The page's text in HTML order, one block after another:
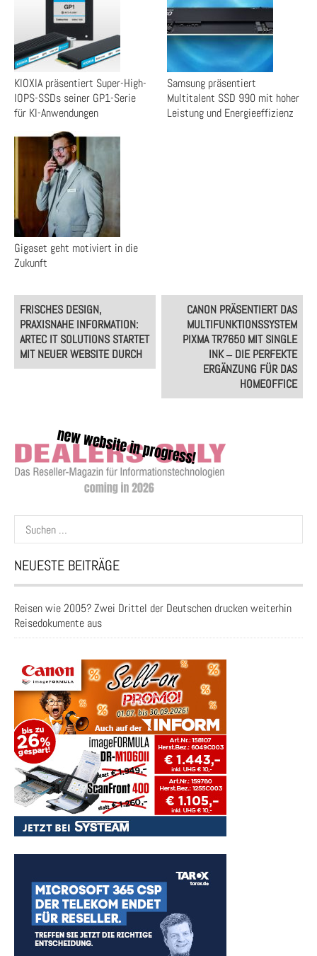
KIOXIA präsentiert Super-High-
IOPS-SSDs seiner GP1-Serie
für KI-Anwendungen
Samsung präsentiert
Multitalent SSD 990 mit hoher
Leistung und Energieeffizienz
Gigaset geht motiviert in die
Zukunft
Post
navigation
FRISCHES DESIGN,
PRAXISNAHE INFORMATION:
ARTEC IT SOLUTIONS STARTET
MIT NEUER WEBSITE DURCH
CANON PRÄSENTIERT DAS
MULTIFUNKTIONSSYSTEM
PIXMA TR7650 MIT SINGLE
INK ‒ DIE PERFEKTE
ERGÄNZUNG FÜR DAS
HOMEOFFICE
Suchen
nach:
NEUESTE BEITRÄGE
Reisen wie 2005? Zwei Drittel der Deutschen drucken weiterhin
Reisedokumente aus